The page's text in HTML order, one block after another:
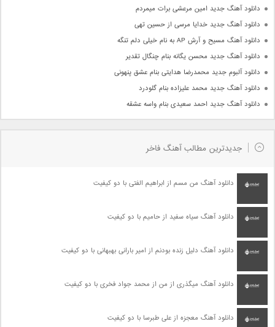
دانلود آهنگ جدید امین مرعشی برات میمردم
دانلود آهنگ جدید خدایا مرسی از حسین تهی
دانلود آهنگ مسیح و آرش AP به نام خیلی دلم تنگه
دانلود آهنگ جدید محسن یگانه بنام چنگال تقدیر
دانلود آلبوم جدید محمدرضا هدایتی بنام عشق پنهونی
دانلود آهنگ جدید محمد علیزاده بنام گلودرد
دانلود آهنگ جدید احمد سعیدی بنام واسه عشقه
جدیدترین مطالب آهنگ فاخر
دانلود آهنگ من مسم از ابراهیم الفتی با دو کیفیت
دانلود آهنگ سیاه سفید از حامیم با دو کیفیت
دانلود آهنگ دلیل زنده بودنم از امیر بارانی بهبهانی با دو کیفیت
دانلود آهنگ میگذری از من از محمد جواد فخری با دو کیفیت
دانلود آهنگ معجزه از علی طبرسا با دو کیفیت